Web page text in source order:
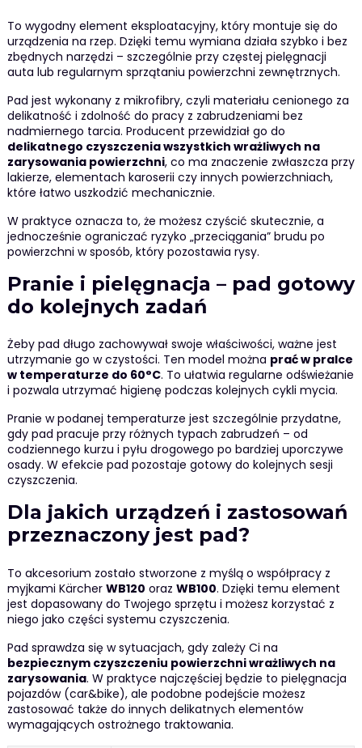
To wygodny element eksploatacyjny, który montuje się do
urządzenia na rzep. Dzięki temu wymiana działa szybko i bez
zbędnych narzędzi – szczególnie przy częstej pielęgnacji
auta lub regularnym sprzątaniu powierzchni zewnętrznych.
Pad jest wykonany z mikrofibry, czyli materiału cenionego za
delikatność i zdolność do pracy z zabrudzeniami bez
nadmiernego tarcia. Producent przewidział go do
delikatnego czyszczenia wszystkich wrażliwych na
zarysowania powierzchni, co ma znaczenie zwłaszcza przy
lakierze, elementach karoserii czy innych powierzchniach,
które łatwo uszkodzić mechanicznie.
W praktyce oznacza to, że możesz czyścić skutecznie, a
jednocześnie ograniczać ryzyko „przeciągania” brudu po
powierzchni w sposób, który pozostawia rysy.
Pranie i pielęgnacja – pad gotowy
do kolejnych zadań
Żeby pad długo zachowywał swoje właściwości, ważne jest
utrzymanie go w czystości. Ten model można prać w pralce
w temperaturze do 60°C. To ułatwia regularne odświeżanie
i pozwala utrzymać higienę podczas kolejnych cykli mycia.
Pranie w podanej temperaturze jest szczególnie przydatne,
gdy pad pracuje przy różnych typach zabrudzeń – od
codziennego kurzu i pyłu drogowego po bardziej uporczywe
osady. W efekcie pad pozostaje gotowy do kolejnych sesji
czyszczenia.
Dla jakich urządzeń i zastosowań
przeznaczony jest pad?
To akcesorium zostało stworzone z myślą o współpracy z
myjkami Kärcher WB120 oraz WB100. Dzięki temu element
jest dopasowany do Twojego sprzętu i możesz korzystać z
niego jako części systemu czyszczenia.
Pad sprawdza się w sytuacjach, gdy zależy Ci na
bezpiecznym czyszczeniu powierzchni wrażliwych na
zarysowania. W praktyce najczęściej będzie to pielęgnacja
pojazdów (car&bike), ale podobne podejście możesz
zastosować także do innych delikatnych elementów
wymagających ostrożnego traktowania.